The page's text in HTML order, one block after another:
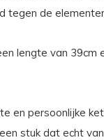
tegen de
lengte van 39cm
en persoonlijke
stuk dat echt van